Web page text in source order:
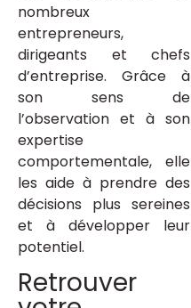
nombreux
entrepreneurs,
dirigeants et chefs
d’entreprise. Grâce à
son sens de
l’observation et à son
expertise
comportementale, elle
les aide à prendre des
décisions plus sereines
et à développer leur
potentiel.
Retrouver